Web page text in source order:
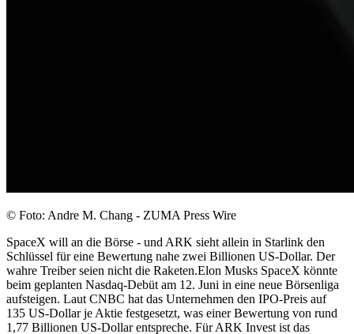
© Foto: Andre M. Chang - ZUMA Press Wire
SpaceX will an die Börse - und ARK sieht allein in Starlink den
Schlüssel für eine Bewertung nahe zwei Billionen US-Dollar. Der
wahre Treiber seien nicht die Raketen.Elon Musks SpaceX könnte
beim geplanten Nasdaq-Debüt am 12. Juni in eine neue Börsenliga
aufsteigen. Laut CNBC hat das Unternehmen den IPO-Preis auf
135 US-Dollar je Aktie festgesetzt, was einer Bewertung von rund
1,77 Billionen US-Dollar entspreche. Für ARK Invest ist das